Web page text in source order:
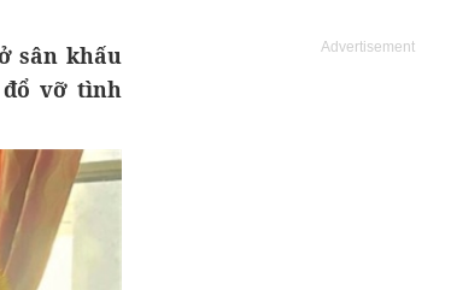
sân khấu
vỡ tình
Advertisement